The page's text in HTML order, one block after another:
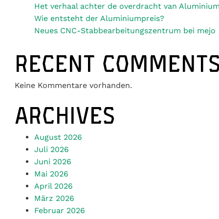
Wie entsteht der Aluminiumpreis?
Neues CNC-Stabbearbeitungszentrum bei mejo
RECENT
Keine Kommentare vorhanden.
ARCHIVES
August 2026
Juli 2026
Juni 2026
Mai 2026
April 2026
März 2026
Februar 2026
Januar 2026